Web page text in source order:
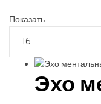
Показать
Эхо